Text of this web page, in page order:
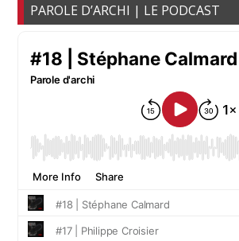
PAROLE D’ARCHI | LE PODCAST